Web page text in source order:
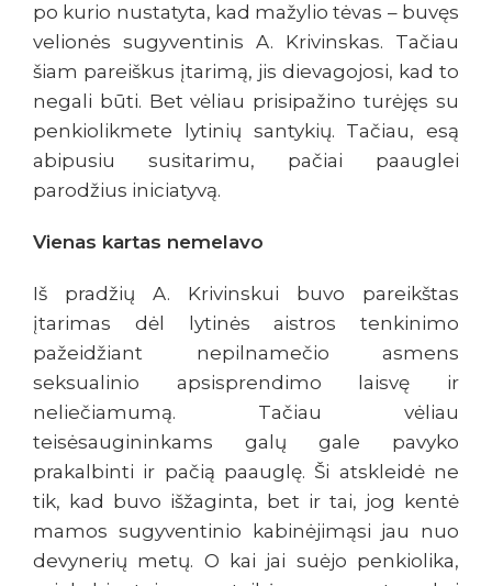
po kurio nustatyta, kad mažylio tėvas – buvęs
velionės sugyventinis A. Krivinskas. Tačiau
šiam pareiškus įtarimą, jis dievagojosi, kad to
negali būti. Bet vėliau prisipažino turėjęs su
penkiolikmete lytinių santykių. Tačiau, esą
abipusiu susitarimu, pačiai paauglei
parodžius iniciatyvą.
Vienas kartas nemelavo
Iš pradžių A. Krivinskui buvo pareikštas
įtarimas dėl lytinės aistros tenkinimo
pažeidžiant nepilnamečio asmens
seksualinio apsisprendimo laisvę ir
neliečiamumą. Tačiau vėliau
teisėsaugininkams galų gale pavyko
prakalbinti ir pačią paauglę. Ši atskleidė ne
tik, kad buvo išžaginta, bet ir tai, jog kentė
mamos sugyventinio kabinėjimąsi jau nuo
devynerių metų. O kai jai suėjo penkiolika,